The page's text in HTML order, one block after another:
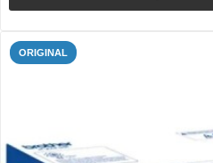
ORIGINAL